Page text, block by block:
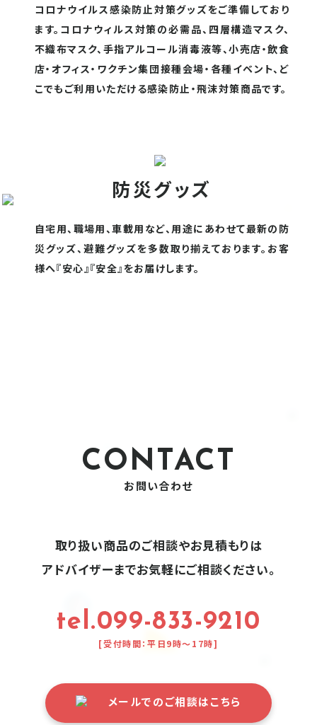
コロナウイルス感染防止対策グッズをご準備しており
ます。コロナウィルス対策の必需品、四層構造マスク、
不織布マスク、手指アルコール消毒液等、小売店・飲食
店・オフィス・ワクチン集団接種会場・各種イベント、ど
こでもご利用いただける感染防止・飛沫対策商品です。
防災グッズ
自宅用、職場用、車載用など、用途にあわせて最新の防
災グッズ、避難グッズを多数取り揃えております。お客
様へ『安心』『安全』をお届けします。
CONTACT
お問い合わせ
取り扱い商品のご相談やお見積もりは
アドバイザーまでお気軽にご相談ください。
tel.099-833-9210
[受付時間：平日9時〜17時]
メールでのご相談はこちら